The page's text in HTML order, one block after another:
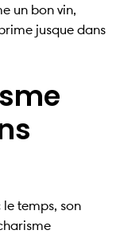
un bon vin,
jusque dans
le temps, son